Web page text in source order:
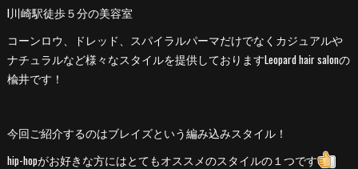
l川崎駅徒歩５分の美容室
コーンロウ、ドレッド、スパイラルパーマだけでなくカジュアルや
ナチュラルなど様々なスタイルを提供しておりますLeopard hair salonの
楡井です！
今回ご紹介するのはブレイズという編み込みスタイル！
hip-hopがお好きな方にはとてもオススメのスタイルの１つです